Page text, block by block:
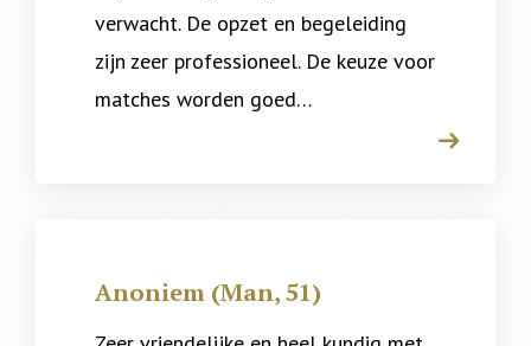
verwacht. De opzet en begeleiding
zijn zeer professioneel. De keuze voor
matches worden goed…
arrow
Anoniem (Man, 51)